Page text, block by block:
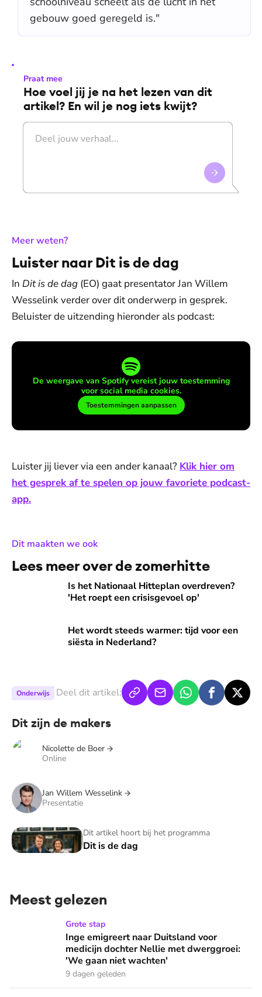
gebouw goed geregeld is."
Praat mee
Hoe voel jij je na het lezen van dit
artikel? En wil je nog iets kwijt?
Meer weten?:
Luister naar Dit is de dag
In Dit is de dag (EO) gaat presentator Jan Willem
Wesselink verder over dit onderwerp in gesprek.
Beluister de uitzending hieronder als podcast:
De weergave van Spotify vereist jouw toestemming
voor social media cookies.
Toestemmingen aanpassen
Luister jij liever via een ander kanaal? Klik hier om
het gesprek af te spelen op jouw favoriete podcast-
app.
Dit maakten we ook:
Lees meer over de zomerhitte
Is het Nationaal Hitteplan overdreven?
'Het roept een crisisgevoel op'
Is het Nationaal Hitteplan overdreven? 'Het roept een
Het wordt steeds warmer: tijd voor een
siësta in Nederland?
Het wordt steeds warmer: tijd voor een siësta in
Onderwijs Deel dit artikel:
Dit zijn de makers
Nicolette de Boer
Online
Jan Willem Wesselink
Presentatie
Dit artikel hoort bij het programma
Dit is de dag
Dit is de dag
Meest gelezen
Inge emigreert naar Duitsland voor medicijn dochter
Grote stap
Inge emigreert naar Duitsland voor
medicijn dochter Nellie met dwerggroei:
'We gaan niet wachten'
9 dagen geleden